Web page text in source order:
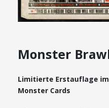
Monster
Limitierte Erstauflage
Monster Cards